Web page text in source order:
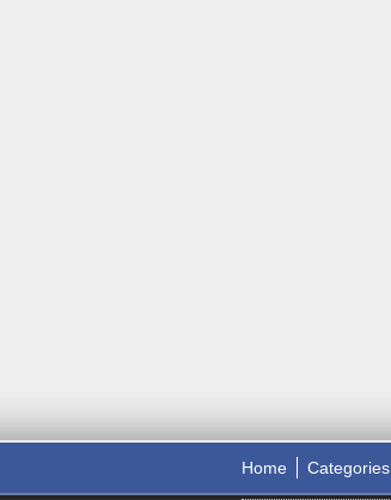
Home Categories